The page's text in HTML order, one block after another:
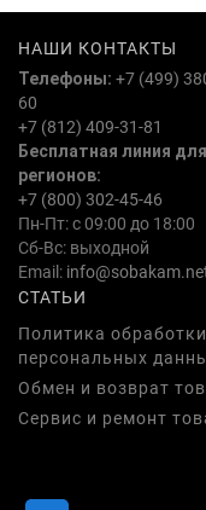
НАШИ КОНТАКТЫ
Телефоны: +7 (499)
60
+7 (812) 409-31-81
Бесплатная линия для
регионов:
+7 (800) 302-45-46
Пн-Пт: с 09:00 до 18:00
Сб-Вс: выходной
Email:
СТАТЬИ
Политика обработки
персональных
Обмен и возврат
Сервис и ремонт